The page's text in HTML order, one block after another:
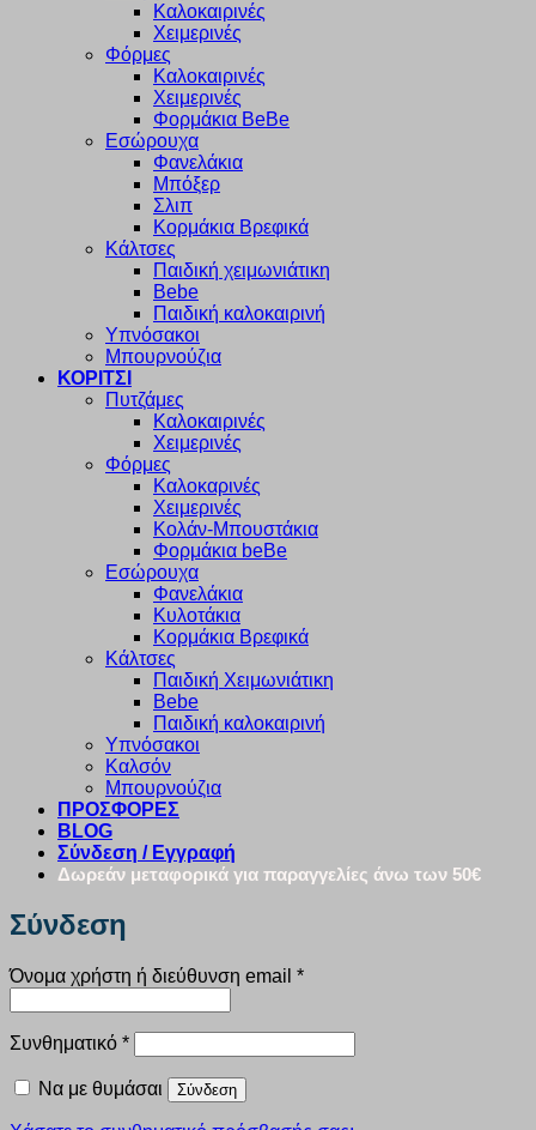
Καλοκαιρινές
Χειμερινές
Φόρμες
Καλοκαιρινές
Χειμερινές
Φορμάκια BeBe
Εσώρουχα
Φανελάκια
Μπόξερ
Σλιπ
Κορμάκια Βρεφικά
Κάλτσες
Παιδική χειμωνιάτικη
Bebe
Παιδική καλοκαιρινή
Υπνόσακοι
Μπουρνούζια
ΚΟΡΙΤΣΙ
Πυτζάμες
Καλοκαιρινές
Χειμερινές
Φόρμες
Καλοκαρινές
Χειμερινές
Κολάν-Μπουστάκια
Φορμάκια beBe
Εσώρουχα
Φανελάκια
Κυλοτάκια
Κορμάκια Βρεφικά
Κάλτσες
Παιδική Χειμωνιάτικη
Bebe
Παιδική καλοκαιρινή
Υπνόσακοι
Καλσόν
Μπουρνούζια
ΠΡΟΣΦΟΡΕΣ
BLOG
Σύνδεση / Εγγραφή
Δωρεάν μεταφορικά για παραγγελίες άνω των 50€
Σύνδεση
Όνομα χρήστη ή διεύθυνση email *Απαιτείται
Συνθηματικό *Απαιτείται
Να με θυμάσαι Σύνδεση